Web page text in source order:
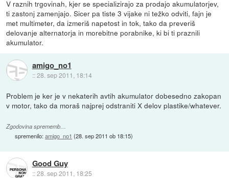
V raznih trgovinah, kjer se specializirajo za prodajo akumulatorjev,
ti zastonj zamenjajo. Sicer pa tiste 3 vijake ni težko odviti, fajn je
met multimeter, da izmeriš napetost in tok, tako da preveriš
delovanje alternatorja in morebitne porabnike, ki bi ti praznili
akumulator.
amigo_no1
::28. sep 2011, 18:14
Problem je ker je v nekaterih avtih akumulator dobesedno zakopan
v motor, tako da moraš najprej odstraniti X delov plastike/whatever.
Zgodovina sprememb…
spremenilo:amigo_no1 (28. sep 2011 ob 18:15)
Good Guy
::28. sep 2011, 18:25